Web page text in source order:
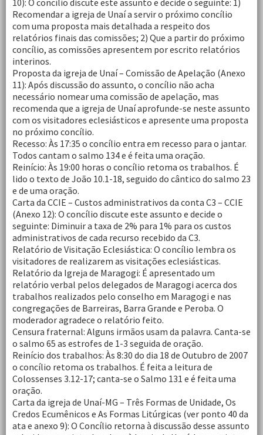
10): O concílio discute este assunto e decide o seguinte: 1)
Recomendar a igreja de Unaí a servir o próximo concílio
com uma proposta mais detalhada a respeito dos
relatórios finais das comissões; 2) Que a partir do próximo
concílio, as comissões apresentem por escrito relatórios
interinos.
Proposta da igreja de Unaí – Comissão de Apelação (Anexo
11): Após discussão do assunto, o concílio não acha
necessário nomear uma comissão de apelação, mas
recomenda que a igreja de Unaí aprofunde-se neste assunto
com os visitadores eclesiásticos e apresente uma proposta
no próximo concílio.
Recesso: Às 17:35 o concílio entra em recesso para o jantar.
Todos cantam o salmo 134 e é feita uma oração.
Reinício: Às 19:00 horas o concílio retoma os trabalhos. É
lido o texto de João 10.1-18, seguido do cântico do salmo 23
e de uma oração.
Carta da CCIE – Custos administrativos da conta C3 – CCIE
(Anexo 12): O concílio discute este assunto e decide o
seguinte: Diminuir a taxa de 2% para 1% para os custos
administrativos de cada recurso recebido da C3.
Relatório de Visitação Eclesiástica: O concílio lembra os
visitadores de realizarem as visitações eclesiásticas.
Relatório da Igreja de Maragogi: É apresentado um
relatório verbal pelos delegados de Maragogi acerca dos
trabalhos realizados pelo conselho em Maragogi e nas
congregações de Barreiras, Barra Grande e Peroba. O
moderador agradece o relatório feito.
Censura fraternal: Alguns irmãos usam da palavra. Canta-se
o salmo 65 as estrofes de 1-3 seguida de oração.
Reinício dos trabalhos: Às 8:30 do dia 18 de Outubro de 2007
o concílio retoma os trabalhos. É feita a leitura de
Colossenses 3.12-17; canta-se o Salmo 131 e é feita uma
oração.
Carta da igreja de Unaí-MG – Três Formas de Unidade, Os
Credos Ecumênicos e As Formas Litúrgicas (ver ponto 40 da
ata e anexo 9): O Concílio retorna à discussão desse assunto